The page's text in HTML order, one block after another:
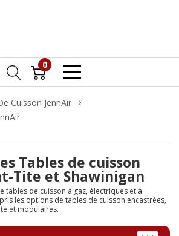
0
Cuisson JennAir
Tables de cuisson
Tite et Shawinigan
tables de cuisson à gaz, électriques et à
les options de tables de cuisson encastrées,
et modulaires.